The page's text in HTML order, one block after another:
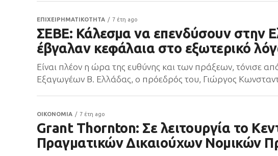
ΕΠΙΧΕΙΡΗΜΑΤΙΚΟΤΗΤΑ 7 έτη ago
ΣΕΒΕ: Κάλεσμα να επενδύσουν στην
έβγαλαν κεφάλαια στο εξωτερικό
Είναι πλέον η ώρα της ευθύνης και των πράξεων, τόνισε
Εξαγωγέων Β. Ελλάδας, ο πρόεδρός του, Γιώργος
ΟΙΚΟΝΟΜΙΑ 7 έτη ago
Grant Thornton: Σε λειτουργία το
Πραγματικών Δικαιούχων Νομικών